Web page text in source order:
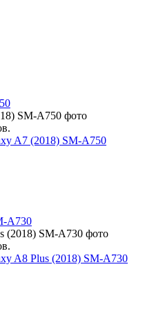
SM-A750 фото
A7 (2018) SM-A750
A730
(2018) SM-A730 фото
A8 Plus (2018) SM-A730